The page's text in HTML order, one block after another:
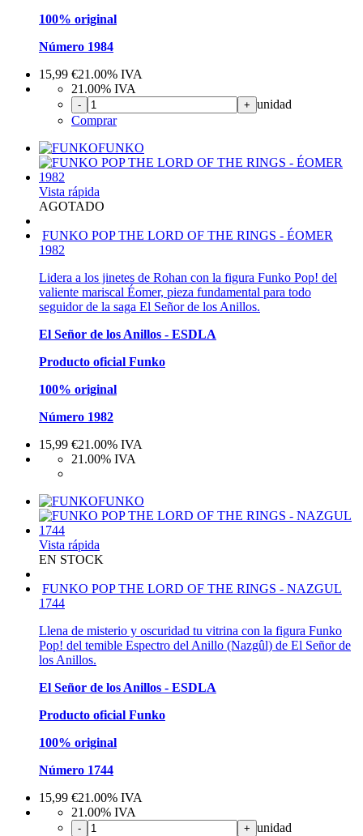
100% original
Número 1984
15,99 €21.00% IVA
21.00% IVA
- + unidad
Comprar
FUNKO
Vista rápida
AGOTADO
FUNKO POP THE LORD OF THE RINGS - ÉOMER
1982
Lidera a los jinetes de Rohan con la figura Funko Pop! del
valiente mariscal Éomer, pieza fundamental para todo
seguidor de la saga El Señor de los Anillos.
El Señor de los Anillos - ESDLA
Producto oficial Funko
100% original
Número 1982
15,99 €21.00% IVA
21.00% IVA
FUNKO
Vista rápida
EN STOCK
FUNKO POP THE LORD OF THE RINGS - NAZGUL
1744
Llena de misterio y oscuridad tu vitrina con la figura Funko
Pop! del temible Espectro del Anillo (Nazgûl) de El Señor de
los Anillos.
El Señor de los Anillos - ESDLA
Producto oficial Funko
100% original
Número 1744
15,99 €21.00% IVA
21.00% IVA
- + unidad